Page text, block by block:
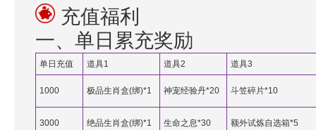
充值福利
一、单日累充奖励
单日充值 道具1 道具2 道具3
1000 极品生肖盒(绑)*1 神宠经验丹*20 斗笠碎片*10
3000 绝品生肖盒(绑)*1 生命之息*30 额外试炼自选箱*5